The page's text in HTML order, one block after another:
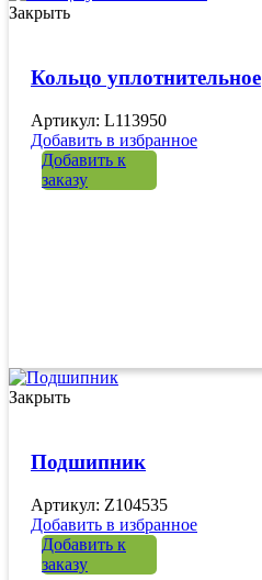
Закрыть
Кольцо уплотнительное
Артикул: L113950
Добавить в избранное
Добавить к
заказу
Закрыть
Подшипник
Артикул: Z104535
Добавить в избранное
Добавить к
заказу